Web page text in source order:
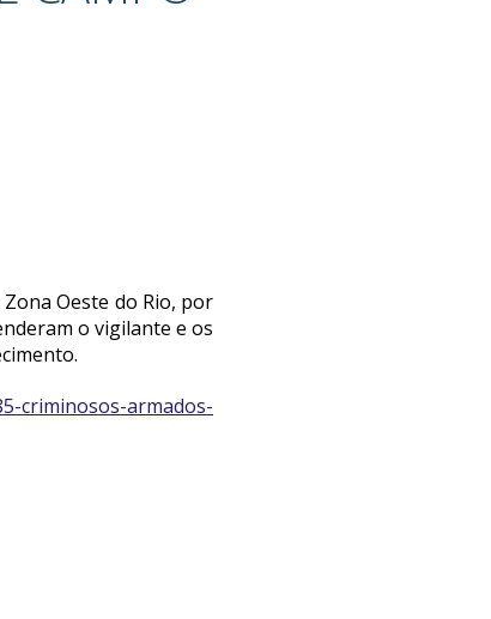
Oeste do Rio, por
o vigilante e os
criminosos-armados-